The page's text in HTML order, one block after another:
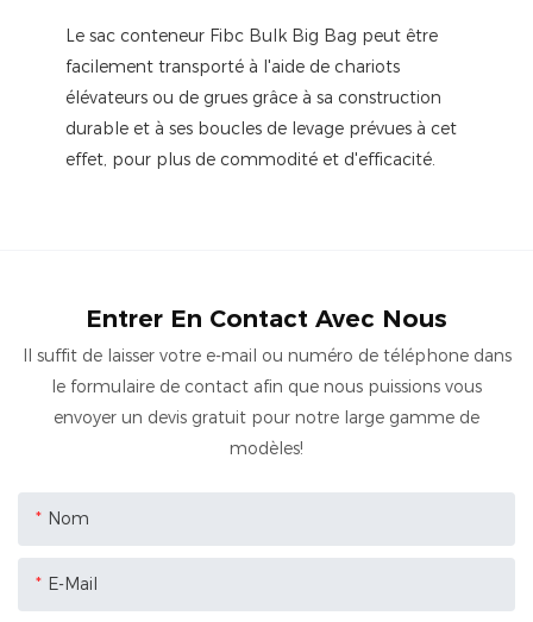
Le sac conteneur Fibc Bulk Big Bag peut être
facilement transporté à l'aide de chariots
élévateurs ou de grues grâce à sa construction
durable et à ses boucles de levage prévues à cet
effet, pour plus de commodité et d'efficacité.
Entrer En Contact Avec Nous
Il suffit de laisser votre e-mail ou numéro de téléphone dans
le formulaire de contact afin que nous puissions vous
envoyer un devis gratuit pour notre large gamme de
modèles!
Nom
E-Mail